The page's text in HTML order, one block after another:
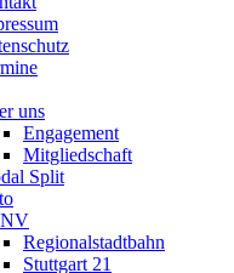
uns
Engagement
Mitgliedschaft
Split
Regionalstadtbahn
Stuttgart 21